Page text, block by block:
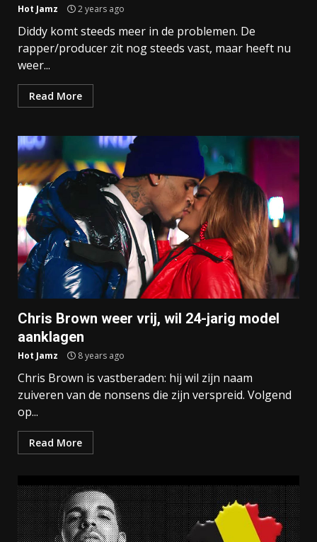
Hot Jamz 2 years ago
Diddy komt steeds meer in de problemen. De
rapper/producer zit nog steeds vast, maar heeft nu
weer...
Read More
Chris Brown weer vrij, wil 24-jarig model
aanklagen
Hot Jamz 8 years ago
Chris Brown is vastberaden: hij wil zijn naam
zuiveren van de nonsens die zijn verspreid. Volgend
op...
Read More